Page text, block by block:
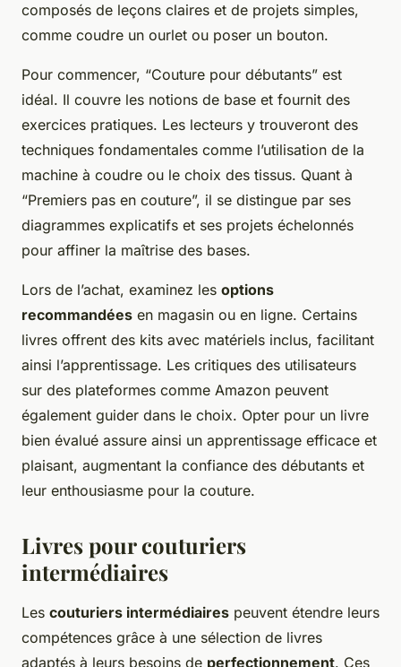
composés de leçons claires et de projets simples,
comme coudre un ourlet ou poser un bouton.
Pour commencer, “Couture pour débutants” est
idéal. Il couvre les notions de base et fournit des
exercices pratiques. Les lecteurs y trouveront des
techniques fondamentales comme l’utilisation de la
machine à coudre ou le choix des tissus. Quant à
“Premiers pas en couture”, il se distingue par ses
diagrammes explicatifs et ses projets échelonnés
pour affiner la maîtrise des bases.
Lors de l’achat, examinez les options
recommandées en magasin ou en ligne. Certains
livres offrent des kits avec matériels inclus, facilitant
ainsi l’apprentissage. Les critiques des utilisateurs
sur des plateformes comme Amazon peuvent
également guider dans le choix. Opter pour un livre
bien évalué assure ainsi un apprentissage efficace et
plaisant, augmentant la confiance des débutants et
leur enthousiasme pour la couture.
Livres pour couturiers
intermédiaires
Les couturiers intermédiaires peuvent étendre leurs
compétences grâce à une sélection de livres
adaptés à leurs besoins de perfectionnement. Ces